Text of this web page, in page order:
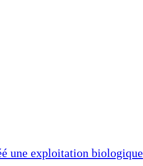
une exploitation biologique